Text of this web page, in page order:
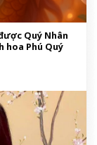
Quý Nhân
hoa Phú Quý